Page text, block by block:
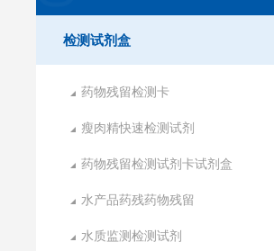
检测试剂盒
药物残留检测卡
瘦肉精快速检测试剂
药物残留检测试剂卡试剂盒
水产品药残药物残留
水质监测检测试剂